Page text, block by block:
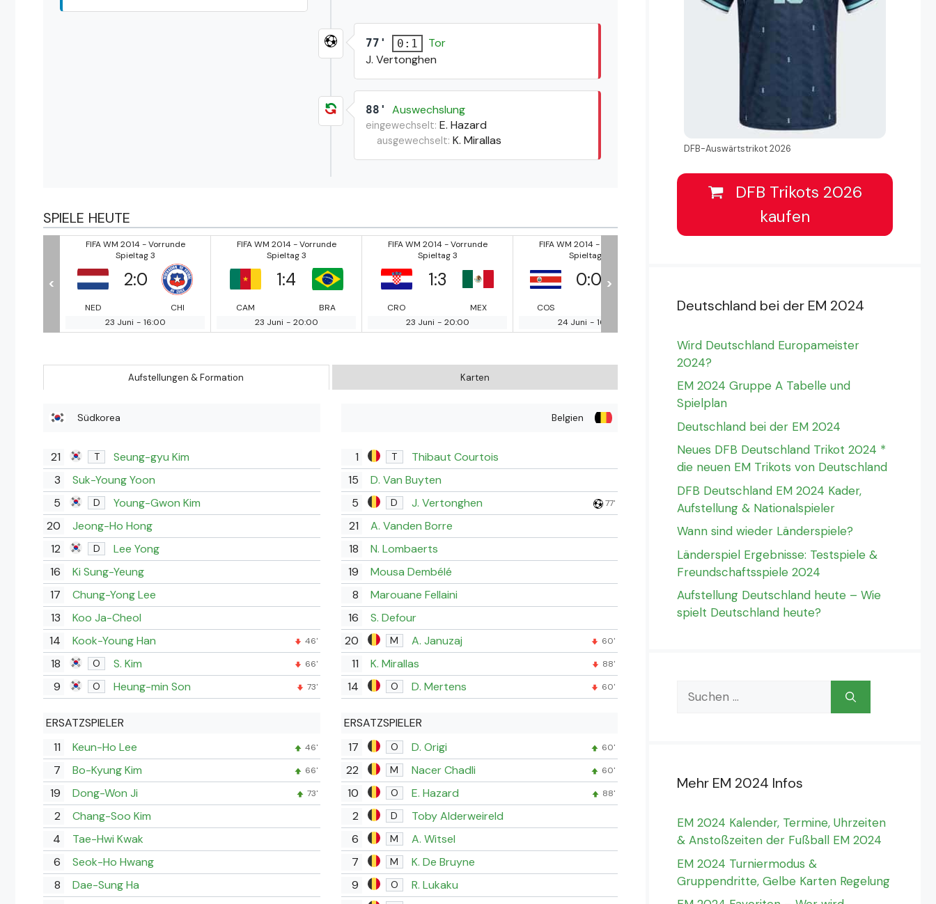
77' 0:1
Tor
J. Vertonghen
88' Auswechslung
eingewechselt: E. Hazard
ausgewechselt: K. Mirallas
SPIELE HEUTE
FIFA WM 2014 - Vorrunde
Spieltag 3
NED
2:0
CHI
23 Juni - 16:00
FIFA WM 2014 - Vorrunde
Spieltag 3
CAM
1:4
BRA
23 Juni - 20:00
FIFA WM 2014 - Vorrunde
Spieltag 3
CRO
1:3
MEX
23 Juni - 20:00
FIFA WM 2014 - Vorrunde
Spieltag 3
COS
0:0
24 Juni - 16:00
ITA
URU
JAP
< >
Aufstellungen & Formation Karten
Südkorea
21 T
Seung-gyu Kim
3
Suk-Young Yoon
5
D
Young-Gwon Kim
20
Jeong-Ho Hong
12
D
Lee Yong
16
Ki Sung-Yeung
17
Chung-Yong Lee
13
Koo Ja-Cheol
14
Kook-Young Han 46'
18 O S. Kim 66'
9 O Heung-min Son 73'
ERSATZSPIELER
11
Keun-Ho Lee 46'
7 Bo-Kyung Kim 66'
19 Dong-Won Ji 73'
2
Chang-Soo Kim
4
Tae-Hwi Kwak
6
Seok-Ho Hwang
8
Dae-Sung Ha
Belgien
1 T
Thibaut Courtois
15
D. Van Buyten
5
D J. Vertonghen 77'
21
A. Vanden Borre
18
N. Lombaerts
19
Mousa Dembélé
8
Marouane Fellaini
16
S. Defour
20
M A. Januzaj 60'
11 K. Mirallas 88'
14 O D. Mertens 60'
ERSATZSPIELER
17
O D. Origi 60'
22 M Nacer Chadli 60'
10 O E. Hazard 88'
2 D
Toby Alderweireld
6
M
A. Witsel
7
M
K. De Bruyne
9
O
R. Lukaku
DFB-Auswärtstrikot 2026
DFB Trikots 2026
kaufen
Deutschland bei der EM 2024
Wird Deutschland Europameister
2024?
EM 2024 Gruppe A Tabelle und
Spielplan
Deutschland bei der EM 2024
Neues DFB Deutschland Trikot 2024 *
die neuen EM Trikots von Deutschland
DFB Deutschland EM 2024 Kader,
Aufstellung & Nationalspieler
Wann sind wieder Länderspiele?
Länderspiel Ergebnisse: Testspiele &
Freundschaftsspiele 2024
Aufstellung Deutschland heute – Wie
spielt Deutschland heute?
Suchen
nach:
Mehr EM 2024 Infos
EM 2024 Kalender, Termine, Uhrzeiten
& Anstoßzeiten der Fußball EM 2024
EM 2024 Turniermodus &
Gruppendritte, Gelbe Karten Regelung